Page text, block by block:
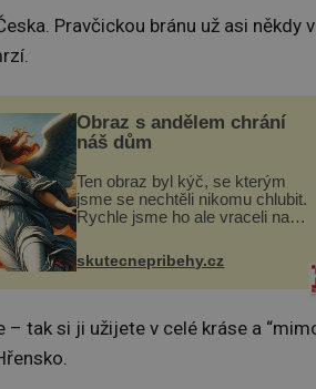
Pravčickou bránu už asi někdy v
Obraz s andělem chrání
náš dům
Ten obraz byl kýč, se kterým
jsme se nechtěli nikomu chlubit.
Rychle jsme ho ale vraceli na
Vaškem jsme si pořídili
chaloupku, takový domek na
severu Čech, kde jsme si
skutecnepribehy.cz
tak si ji užijete v celé kráse a